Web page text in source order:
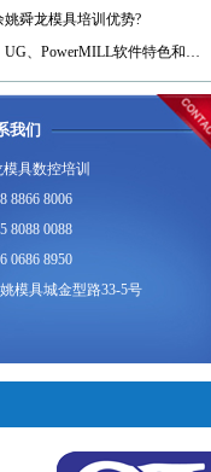
姚舜龙模具培训优势?
ProE、UG、PowerMILL软件特色和优势?
我们
具数控培训
8866 8006
8088 0088
0686 8950
模具城金型路33-5号